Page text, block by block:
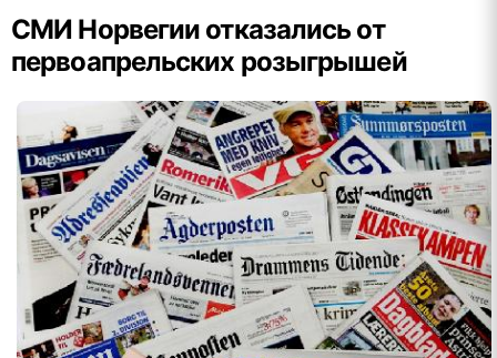
СМИ Норвегии отказались от
первоапрельских розыгрышей